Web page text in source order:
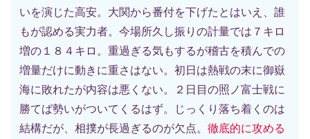
いを演じた高安。大関から番付を下げたとはいえ、誰
もが認める実力者。今場所久し振りの計量では７キロ
増の１８４キロ。重過ぎる気もするが稽古を積んでの
増量だけに動きに重さはない。初日は熱戦の末に御嶽
海に敗れたが内容は悪くない。２日目の照ノ富士戦に
勝てば勢いがついてくるはず。じっくり落ち着くのは
結構だが、相撲が長過ぎるのが欠点。 徹底的に攻める